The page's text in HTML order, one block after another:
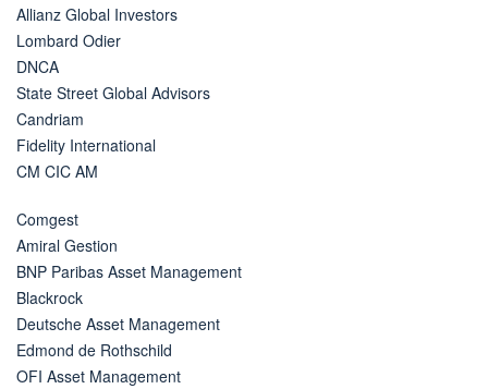
Allianz Global Investors
Lombard Odier
DNCA
State Street Global Advisors
Candriam
Fidelity International
CM CIC AM
Comgest
Amiral Gestion
BNP Paribas Asset Management
Blackrock
Deutsche Asset Management
Edmond de Rothschild
OFI Asset Management